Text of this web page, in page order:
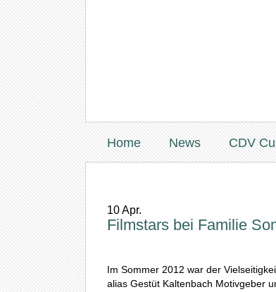
Home News CDV
10Apr.
Filmstars bei Familie
Im Sommer 2012 war der
alias Gestüt Kaltenbach Motivgeber